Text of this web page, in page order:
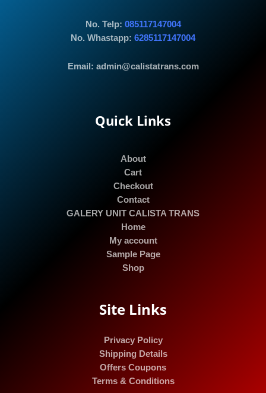
No. Telp: 085117147004
No. Whastapp: 6285117147004
Email: admin@calistatrans.com
Quick Links
About
Cart
Checkout
Contact
GALERY UNIT CALISTA TRANS
Home
My account
Sample Page
Shop
Site Links
Privacy Policy
Shipping Details
Offers Coupons
Terms & Conditions